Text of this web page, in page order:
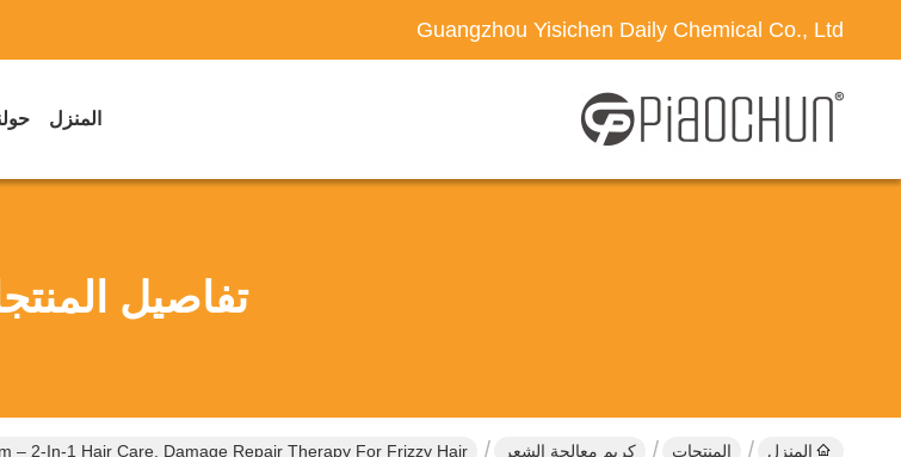
Guangzhou Yisichen Daily Chemical Co., Ltd
المنزل
تفاصيل
المنزل المنتجات كريم معالجة الشعر – 2-In-1 Hair Care, Damage Repair Therapy For Frizzy Hair